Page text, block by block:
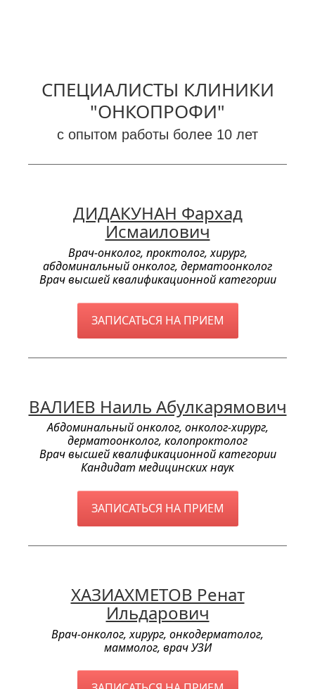
СПЕЦИАЛИСТЫ КЛИНИКИ
"ОНКОПРОФИ"
с опытом работы более 10 лет
ДИДАКУНАН Фархад
Исмаилович
Врач-онколог, проктолог, хирург,
абдоминальный онколог, дерматоонколог
Врач высшей квалификационной категории
ЗАПИСАТЬСЯ НА ПРИЕМ
ВАЛИЕВ Наиль Абулкарямович
Абдоминальный онколог, онколог-хирург,
дерматоонколог, колопроктолог
Врач высшей квалификационной категории
Кандидат медицинских наук
ЗАПИСАТЬСЯ НА ПРИЕМ
ХАЗИАХМЕТОВ Ренат
Ильдарович
Врач-онколог, хирург, онкодерматолог,
маммолог, врач УЗИ